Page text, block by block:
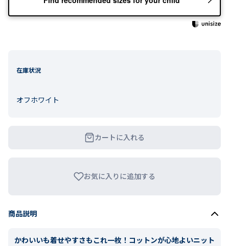
在庫状況
オフホワイト
カートに入れる
お気に入りに追加する
商品説明
かわいいも着せやすさもこれ一枚！コットンが心地よいニット